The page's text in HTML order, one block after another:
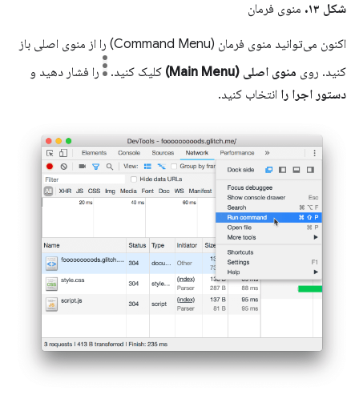
شکل ۱۳. منوی فرمان
اکنون می‌توانید منوی فرمان (Command Menu) را از منوی اصلی باز
کنید. روی منوی اصلی (Main Menu) کلیک کنید.
را فشار دهید و
دستور اجرا را انتخاب کنید.